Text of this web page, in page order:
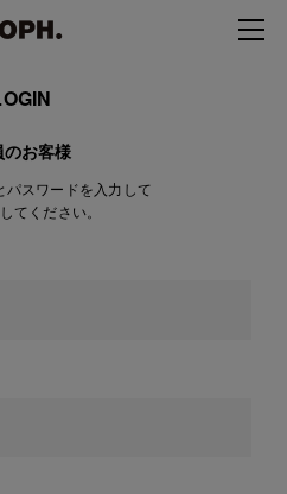
お客様
パスワードを入力して
てください。